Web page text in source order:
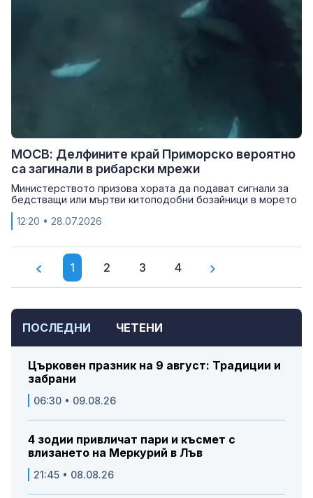
МОСВ: Делфините край Приморско вероятно
са загинали в рибарски мрежи
Министерството призова хората да подават сигнали за
бедстващи или мъртви китоподобни бозайници в морето
12:20 • 28.07.2026
1 2 3 4
ПОСЛЕДНИ ЧЕТЕНИ
Църковен празник на 9 август: Традиции и
забрани
06:30 • 09.08.26
4 зодии привличат пари и късмет с
влизането на Меркурий в Лъв
21:45 • 08.08.26